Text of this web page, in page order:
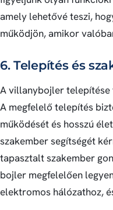
amely lehetővé teszi,
működjön, amikor
6. Telepítés és
A villanybojler telepítése
A megfelelő telepítés
működését és hosszú
szakember segítségét
tapasztalt szakember
bojler megfelelően
elektromos hálózathoz,